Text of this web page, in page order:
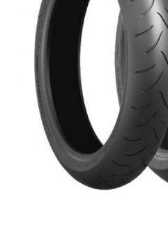
Brand
Kontaktai